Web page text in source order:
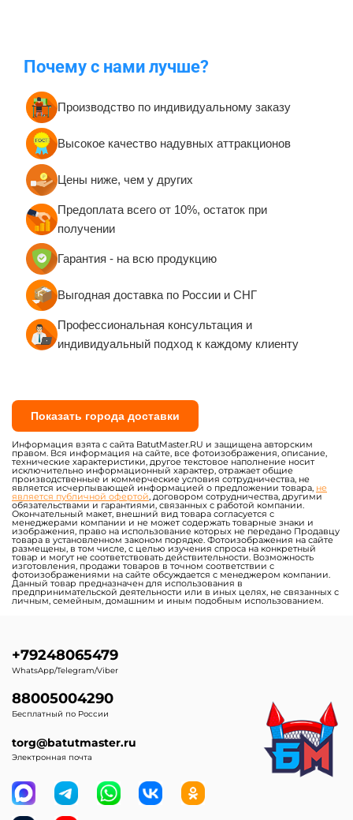
Почему с нами лучше?
Производство по индивидуальному заказу
Высокое качество надувных аттракционов
Цены ниже, чем у других
Предоплата всего от 10%, остаток при
получении
Гарантия - на всю продукцию
Выгодная доставка по России и СНГ
Профессиональная консультация и
индивидуальный подход к каждому клиенту
Показать города доставки
Информация взята с сайта BatutMaster.RU и защищена авторским
правом. Вся информация на сайте, все фотоизображения, описание,
технические характеристики, другое текстовое наполнение носит
исключительно информационный характер, отражает общие
производственные и коммерческие условия сотрудничества, не
является исчерпывающей информацией о предложении товара, не
является публичной офертой, договором сотрудничества, другими
обязательствами и гарантиями, связанных с работой компании.
Окончательный макет, внешний вид товара согласуется с
менеджерами компании и не может содержать товарные знаки и
изображения, право на использование которых не передано Продавцу
товара в установленном законом порядке. Фотоизображения на сайте
размещены, в том числе, с целью изучения спроса на конкретный
товар и могут не соответствовать действительности. Возможность
изготовления, продажи товаров в точном соответствии с
фотоизображениями на сайте обсуждается с менеджером компании.
Данный товар предназначен для использования в
предпринимательской деятельности или в иных целях, не связанных с
личным, семейным, домашним и иным подобным использованием.
+79248065479
WhatsApp/Telegram/Viber
88005004290
Бесплатный по России
torg@batutmaster.ru
Электронная почта